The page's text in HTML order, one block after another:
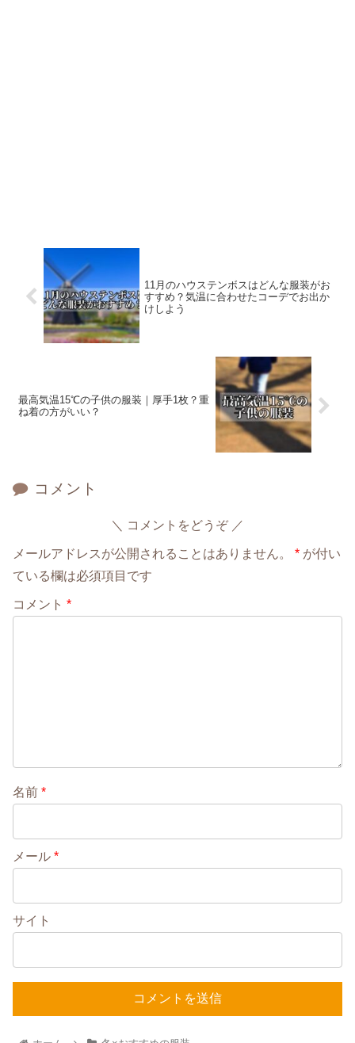
11月のハウステンボスはどんな服装がお
すすめ？気温に合わせたコーデでお出か
けしよう
最高気温15℃の子供の服装｜厚手1枚？重
ね着の方がいい？
コメント
コメントをどうぞ
メールアドレスが公開されることはありません。 * が付い
ている欄は必須項目です
コメント *
名前 *
メール *
サイト